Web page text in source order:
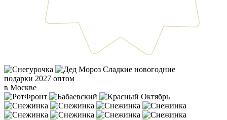
Сладкие новогодние
подарки 2027 оптом
в Москве